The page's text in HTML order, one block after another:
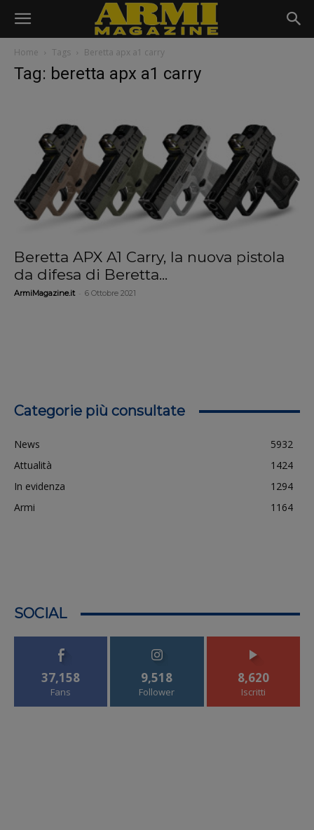
Home Tags Beretta apx a1 carry
Tag: beretta apx a1 carry
Beretta APX A1 Carry, la nuova pistola
da difesa di Beretta...
ArmiMagazine.it 6 Ottobre 2021
Categorie più consultate
News
5932
Attualità
1424
In evidenza
1294
Armi
1164
SOCIAL
37,158
Fans
9,518
Follower
8,620
Iscritti